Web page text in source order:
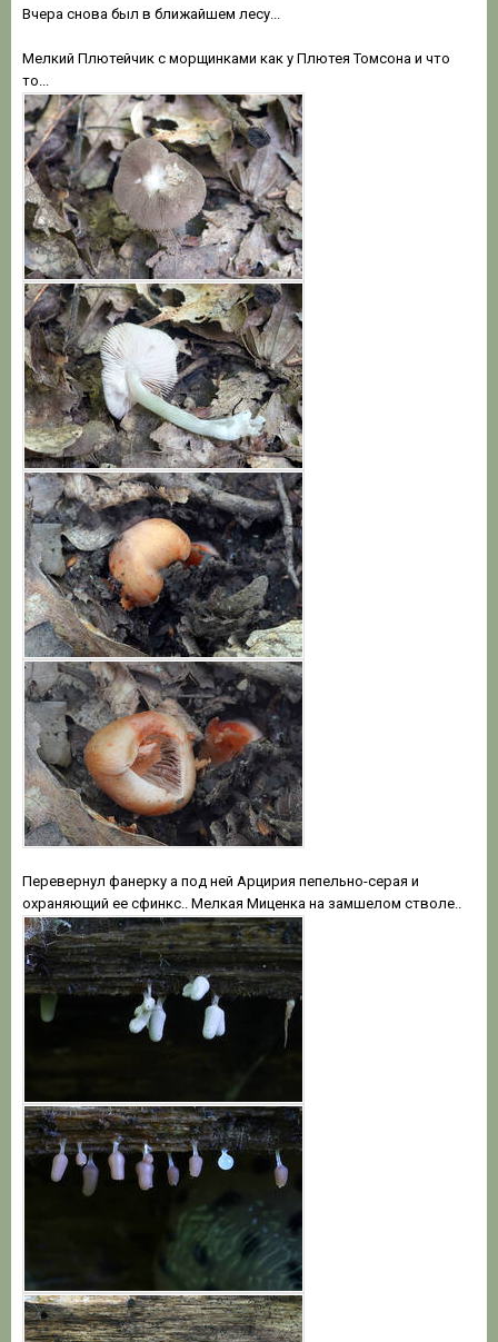
Вчера снова был в ближайшем лесу...
Мелкий Плютейчик с морщинками как у Плютея Томсона и что
то...
Перевернул фанерку а под ней Арцирия пепельно-серая и
охраняющий ее сфинкс.. Мелкая Миценка на замшелом стволе..